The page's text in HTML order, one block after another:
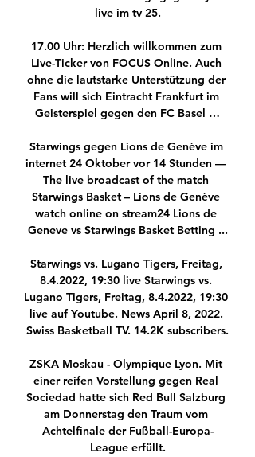
live im tv 25.
17.00 Uhr: Herzlich willkommen zum
Live-Ticker von FOCUS Online. Auch
ohne die lautstarke Unterstützung der
Fans will sich Eintracht Frankfurt im
Geisterspiel gegen den FC Basel …
Starwings gegen Lions de Genève im
internet 24 Oktober vor 14 Stunden —
The live broadcast of the match
Starwings Basket – Lions de Genève
watch online on stream24 Lions de
Geneve vs Starwings Basket Betting ...
Starwings vs. Lugano Tigers, Freitag,
8.4.2022, 19:30 live Starwings vs.
Lugano Tigers, Freitag, 8.4.2022, 19:30
live auf Youtube. News April 8, 2022.
Swiss Basketball TV. 14.2K subscribers.
ZSKA Moskau - Olympique Lyon. Mit
einer reifen Vorstellung gegen Real
Sociedad hatte sich Red Bull Salzburg
am Donnerstag den Traum vom
Achtelfinale der Fußball-Europa-
League erfüllt.